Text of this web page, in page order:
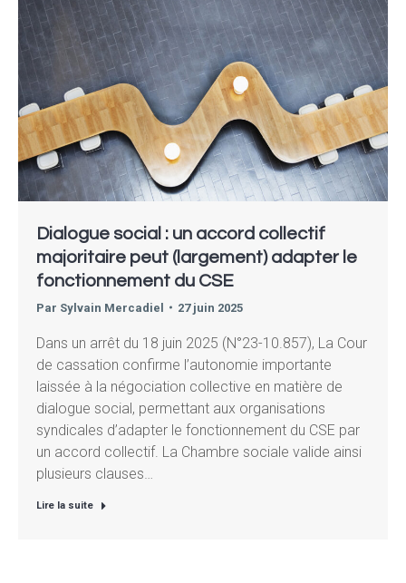
Dialogue social : un accord collectif
majoritaire peut (largement) adapter le
fonctionnement du CSE
Par Sylvain Mercadiel 27 juin 2025
Dans un arrêt du 18 juin 2025 (N°23-10.857), La Cour
de cassation confirme l’autonomie importante
laissée à la négociation collective en matière de
dialogue social, permettant aux organisations
syndicales d’adapter le fonctionnement du CSE par
un accord collectif. La Chambre sociale valide ainsi
plusieurs clauses…
Lire la suite